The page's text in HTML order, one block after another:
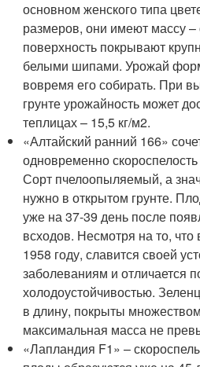
основном женского типа
размеров, они имеют массу –
поверхность покрывают
белыми шипами. Урожай
вовремя его собирать. При
грунте урожайность может
теплицах – 15,5 кг/м2.
«Алтайский ранний 166»
одновременно
Сорт пчелоопыляемый, а
нужно в открытом грунте.
уже на 37-39 день после
всходов. Несмотря на то,
1958 году, славится своей
заболеваниям и отличается
холодоустойчивостью.
в длину, покрыты
максимальная масса не
«Лапландия F1» –